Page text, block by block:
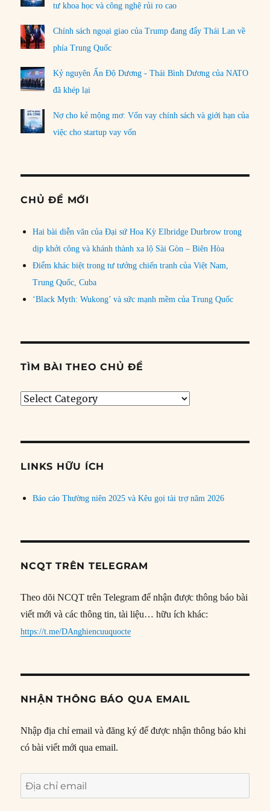
tư khoa học và công nghệ rủi ro cao
Chính sách ngoại giao của Trump đang đẩy Thái Lan về
phía Trung Quốc
Kỷ nguyên Ấn Độ Dương - Thái Bình Dương của NATO
đã khép lại
Nợ cho kẻ mộng mơ: Vốn vay chính sách và giới hạn của
việc cho startup vay vốn
CHỦ ĐỀ MỚI
Hai bài diễn văn của Đại sứ Hoa Kỳ Elbridge Durbrow trong
dịp khởi công và khánh thành xa lộ Sài Gòn – Biên Hòa
Điểm khác biệt trong tư tưởng chiến tranh của Việt Nam,
Trung Quốc, Cuba
‘Black Myth: Wukong’ và sức mạnh mềm của Trung Quốc
TÌM BÀI THEO CHỦ ĐỀ
Tìm
đề
LINKS HỮU ÍCH
Báo cáo Thường niên 2025 và Kêu gọi tài trợ năm 2026
NCQT TRÊN TELEGRAM
Theo dõi NCQT trên Telegram để nhận được thông báo bài
viết mới và các thông tin, tài liệu… hữu ích khác:
https://t.me/DAnghiencuuquocte
NHẬN THÔNG BÁO QUA EMAIL
Nhập địa chỉ email và đăng ký để được nhận thông báo khi
có bài viết mới qua email.
Địa
chỉ